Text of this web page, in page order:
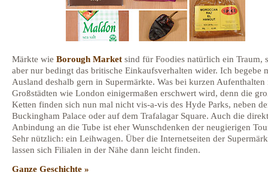
Märkte wie Borough Market sind für Foodies natürlich ein Traum,
aber nur bedingt das britische Einkaufsverhalten wider. Ich begebe
Ausland deshalb gern in Supermärkte. Was bei kurzen Aufenthalten
Großstädten wie London einigermaßen erschwert wird, denn die
Ketten finden sich nun mal nicht vis-a-vis des Hyde Parks, neben
Buckingham Palace oder auf dem Trafalagar Square. Auch die
Anbindung an die Tube ist eher Wunschdenken der neugierigen
Sehr nützlich: ein Leihwagen. Über die Internetseiten der
lassen sich Filialen in der Nähe dann leicht finden.
Ganze Geschichte »